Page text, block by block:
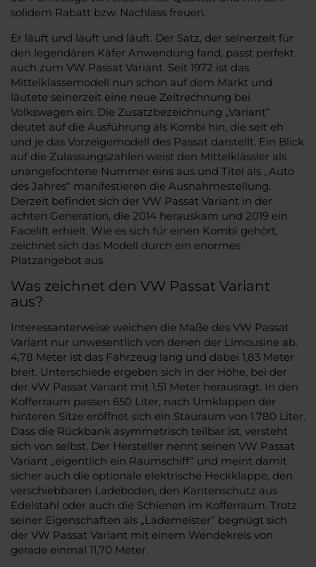
solidem Rabatt bzw. Nachlass freuen.
Er läuft und läuft und läuft. Der Satz, der seinerzeit für
den legendären Käfer Anwendung fand, passt perfekt
auch zum VW Passat Variant. Seit 1972 ist das
Mittelklassemodell nun schon auf dem Markt und
läutete seinerzeit eine neue Zeitrechnung bei
Volkswagen ein. Die Zusatzbezeichnung „Variant“
deutet auf die Ausführung als Kombi hin, die seit eh
und je das Vorzeigemodell des Passat darstellt. Ein Blick
auf die Zulassungszahlen weist den Mittelklässler als
unangefochtene Nummer eins aus und Titel als „Auto
des Jahres“ manifestieren die Ausnahmestellung.
Derzeit befindet sich der VW Passat Variant in der
achten Generation, die 2014 herauskam und 2019 ein
Facelift erhielt. Wie es sich für einen Kombi gehört,
zeichnet sich das Modell durch ein enormes
Platzangebot aus.
Was zeichnet den VW Passat Variant
aus?
Interessanterweise weichen die Maße des VW Passat
Variant nur unwesentlich von denen der Limousine ab.
4,78 Meter ist das Fahrzeug lang und dabei 1,83 Meter
breit. Unterschiede ergeben sich in der Höhe, bei der
der VW Passat Variant mit 1,51 Meter herausragt. In den
Kofferraum passen 650 Liter, nach Umklappen der
hinteren Sitze eröffnet sich ein Stauraum von 1.780 Liter.
Dass die Rückbank asymmetrisch teilbar ist, versteht
sich von selbst. Der Hersteller nennt seinen VW Passat
Variant „eigentlich ein Raumschiff“ und meint damit
sicher auch die optionale elektrische Heckklappe, den
verschiebbaren Ladeboden, den Kantenschutz aus
Edelstahl oder auch die Schienen im Kofferraum. Trotz
seiner Eigenschaften als „Lademeister“ begnügt sich
der VW Passat Variant mit einem Wendekreis von
gerade einmal 11,70 Meter.